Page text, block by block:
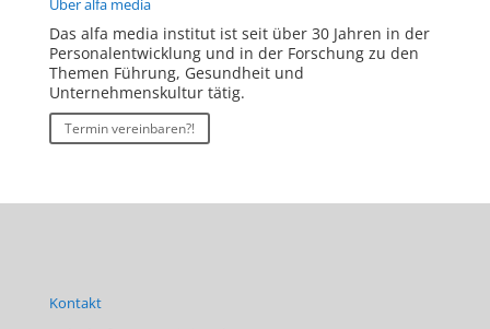
Über alfa media
Das alfa media institut ist seit über 30 Jahren in der
Personalentwicklung und in der Forschung zu den
Themen Führung, Gesundheit und
Unternehmenskultur tätig.
Termin vereinbaren?!
Kontakt